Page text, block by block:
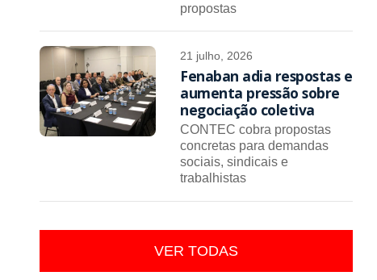
propostas
21 julho, 2026
Fenaban adia respostas e
aumenta pressão sobre
negociação coletiva
CONTEC cobra propostas
concretas para demandas
sociais, sindicais e
trabalhistas
VER TODAS